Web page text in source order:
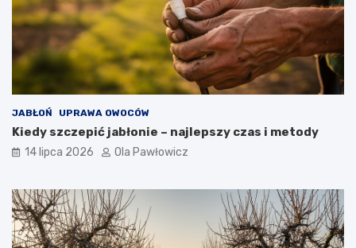
JABŁOŃ UPRAWA OWOCÓW
Kiedy szczepić jabłonie – najlepszy czas i metody
14 lipca 2026 Ola Pawłowicz